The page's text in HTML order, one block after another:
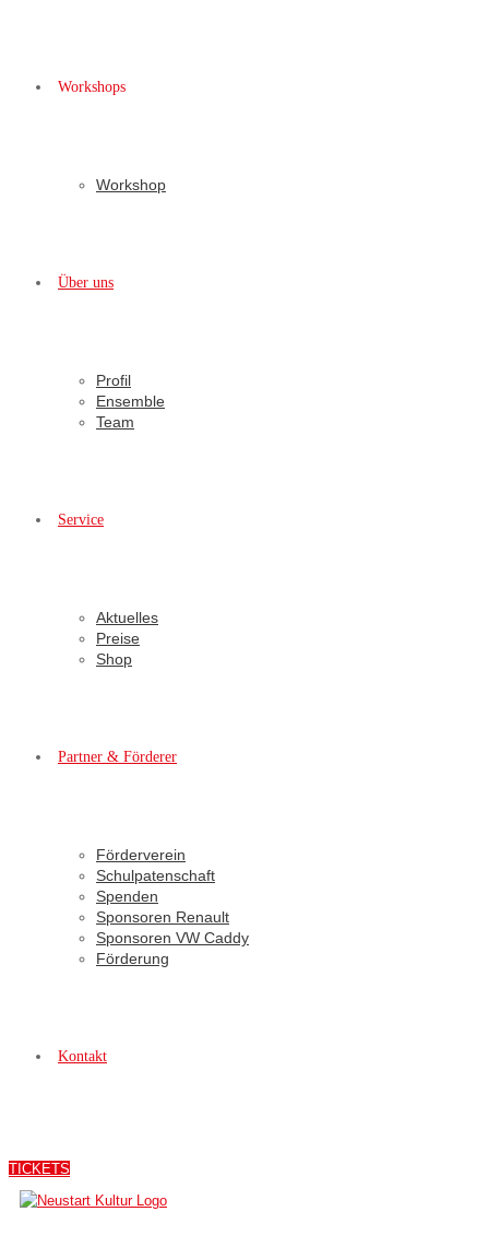
Workshops
Workshop
Über uns
Profil
Ensemble
Team
Service
Aktuelles
Preise
Shop
Partner & Förderer
Förderverein
Schulpatenschaft
Spenden
Sponsoren Renault
Sponsoren VW Caddy
Förderung
Kontakt
TICKETS